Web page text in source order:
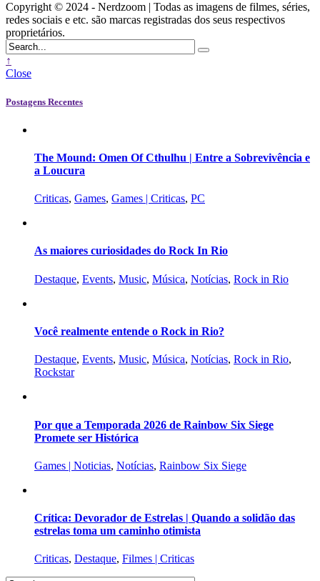
Copyright © 2024 - Nerdzoom | Todas as imagens de filmes, séries,
redes sociais e etc. são marcas registradas dos seus respectivos
proprietários.
↑
Close
Postagens Recentes
The Mound: Omen Of Cthulhu | Entre a Sobrevivência e
a Loucura
Criticas, Games, Games | Criticas, PC
As maiores curiosidades do Rock In Rio
Destaque, Events, Music, Música, Notícias, Rock in Rio
Você realmente entende o Rock in Rio?
Destaque, Events, Music, Música, Notícias, Rock in Rio,
Rockstar
Por que a Temporada 2026 de Rainbow Six Siege
Promete ser Histórica
Games | Noticias, Notícias, Rainbow Six Siege
Crítica: Devorador de Estrelas | Quando a solidão das
estrelas toma um caminho otimista
Criticas, Destaque, Filmes | Criticas